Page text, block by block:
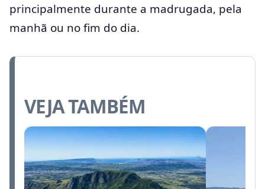
principalmente durante a madrugada, pela
manhã ou no fim do dia.
VEJA TAMBÉM